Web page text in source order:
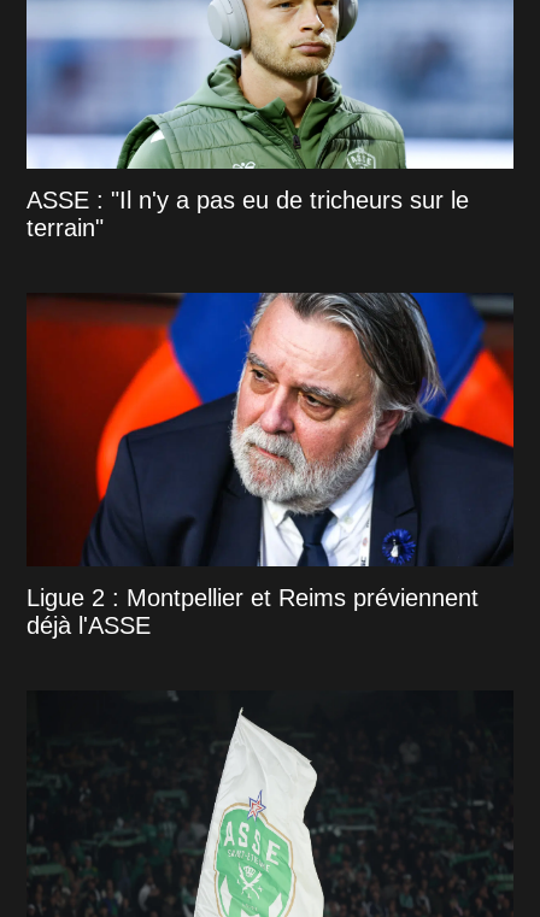
ASSE : "Il n'y a pas eu de tricheurs sur le
terrain"
Ligue 2 : Montpellier et Reims préviennent
déjà l'ASSE